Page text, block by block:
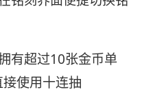
有超过10张金币单
使用十连抽